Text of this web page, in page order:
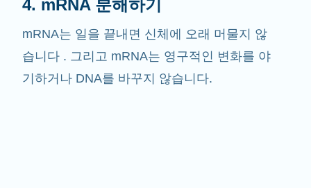
4. mRNA 분해하기
mRNA는 일을 끝내면 신체에 오래 머물지 않
습니다 . 그리고 mRNA는 영구적인 변화를 야
기하거나 DNA를 바꾸지 않습니다.